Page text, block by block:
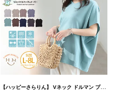
【ハッピーさらりん】 Vネック ドルマン プルオーバー | 大きいサイズの通販ならハッピーマリリン